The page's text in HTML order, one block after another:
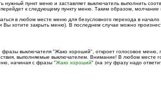
нужный пункт меню и заставляет выключатель выполнить
к следующему пункту меню. Таким образом,
в любом месте меню для безусловного перехода в
Вы хотите закрыть меню). В последнем случае можно
выключателя "Жако хороший", откроет голосовое
выполняемые выключателем. Внимание! В любом месте
начиная с фразы "Жако хороший" (на эту фразу надо